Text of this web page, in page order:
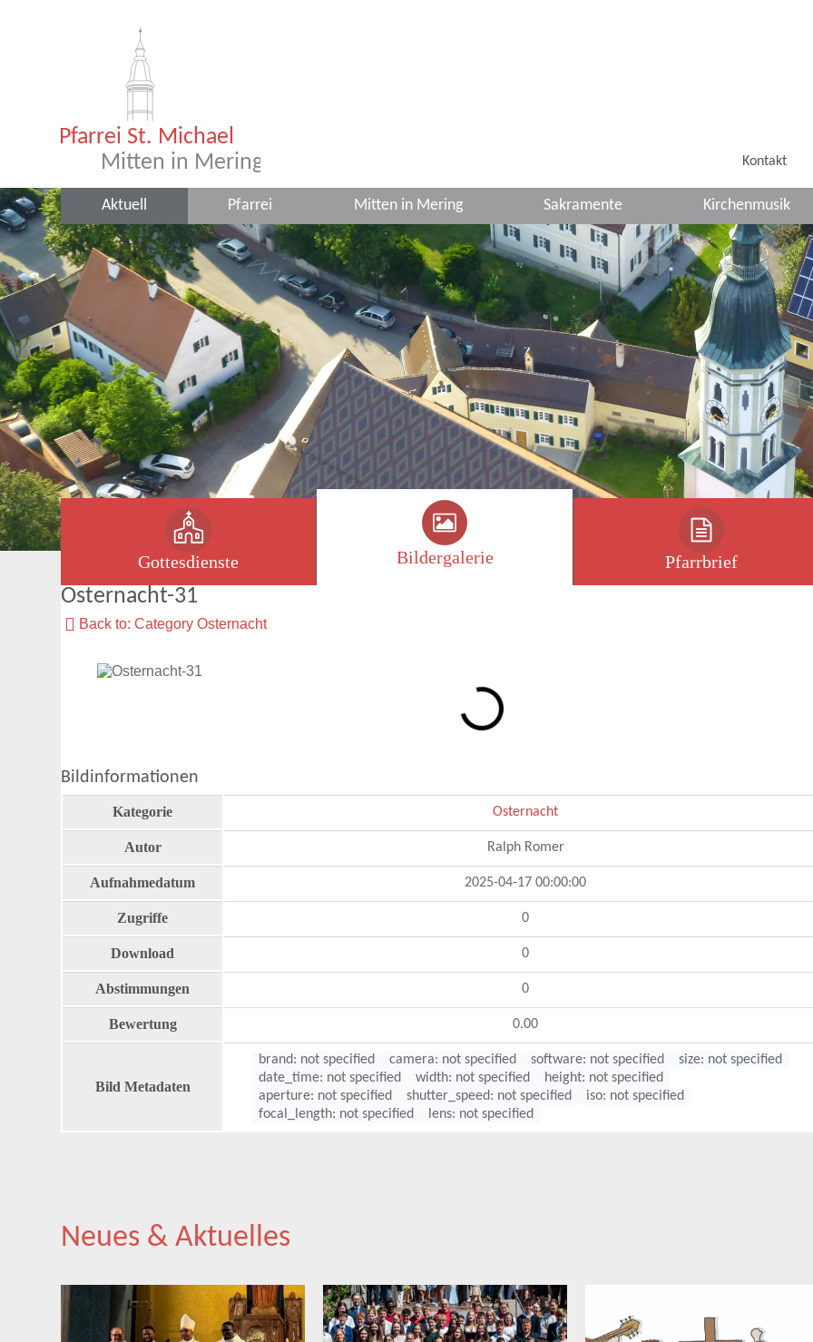
Kontakt
Aktuell Pfarrei Mitten in Mering Sakramente Kirchenmusik
Gottesdienste Bildergalerie Pfarrbrief
Osternacht-31
Back to: Category Osternacht
Bildinformationen
Kategorie Osternacht
Autor Ralph Romer
Aufnahmedatum 2025-04-17 00:00:00
Zugriffe 0
Download 0
Abstimmungen 0
Bewertung 0.00
Bild Metadaten
brand: not specified camera: not specified software: not specified
size: not specified
date_time: not specified
width: not specified
height: not specified
aperture: not specified
shutter_speed: not specified
iso: not specified
focal_length: not specified
lens: not specified
Neues & Aktuelles